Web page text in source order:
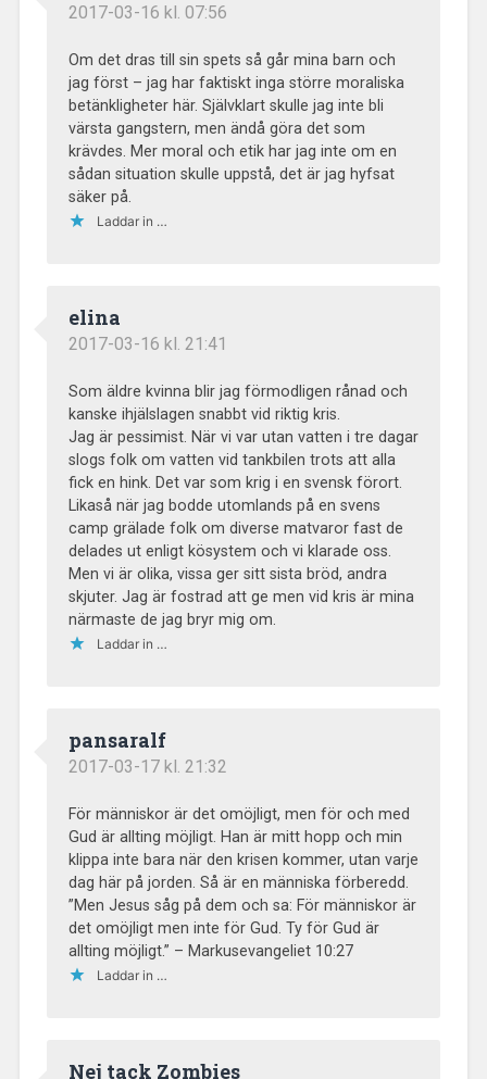
2017-03-16 kl. 07:56
Om det dras till sin spets så går mina barn och
jag först – jag har faktiskt inga större moraliska
betänkligheter här. Självklart skulle jag inte bli
värsta gangstern, men ändå göra det som
krävdes. Mer moral och etik har jag inte om en
sådan situation skulle uppstå, det är jag hyfsat
säker på.
Laddar in …
elina
2017-03-16 kl. 21:41
Som äldre kvinna blir jag förmodligen rånad och
kanske ihjälslagen snabbt vid riktig kris.
Jag är pessimist. När vi var utan vatten i tre dagar
slogs folk om vatten vid tankbilen trots att alla
fick en hink. Det var som krig i en svensk förort.
Likaså när jag bodde utomlands på en svens
camp grälade folk om diverse matvaror fast de
delades ut enligt kösystem och vi klarade oss.
Men vi är olika, vissa ger sitt sista bröd, andra
skjuter. Jag är fostrad att ge men vid kris är mina
närmaste de jag bryr mig om.
Laddar in …
pansaralf
2017-03-17 kl. 21:32
För människor är det omöjligt, men för och med
Gud är allting möjligt. Han är mitt hopp och min
klippa inte bara när den krisen kommer, utan varje
dag här på jorden. Så är en människa förberedd.
”Men Jesus såg på dem och sa: För människor är
det omöjligt men inte för Gud. Ty för Gud är
allting möjligt.” – Markusevangeliet 10:27
Laddar in …
Nej tack Zombies